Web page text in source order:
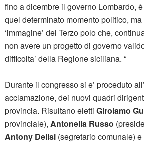
fino a dicembre il governo Lombardo,
quel determinato momento politico, ma
‘immagine’ del Terzo polo che,
non avere un progetto di governo
difficolta’ della Regione siciliana. “
Durante il congresso si e’ proceduto
acclamazione, dei nuovi quadri
provincia. Risultano eletti Girolamo
provinciale), Antonella Russo
Antony Delisi (segretario comunale) e